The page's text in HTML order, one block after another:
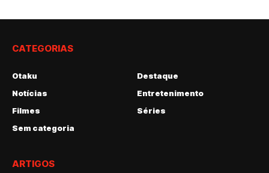
CATEGORIAS
Otaku
Destaque
Notícias
Entretenimento
Filmes
Séries
Sem categoria
ARTIGOS